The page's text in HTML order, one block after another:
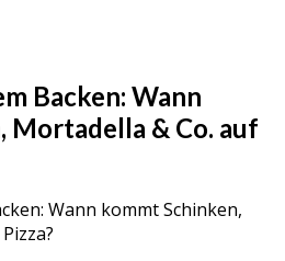
Backen: Wann
Mortadella & Co. auf